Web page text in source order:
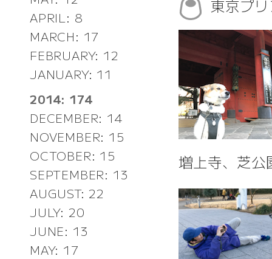
APRIL: 8
MARCH: 17
FEBRUARY: 12
JANUARY: 11
2014: 174
DECEMBER: 14
NOVEMBER: 15
OCTOBER: 15
SEPTEMBER: 13
AUGUST: 22
JULY: 20
JUNE: 13
MAY: 17
東京プ
増上寺、芝